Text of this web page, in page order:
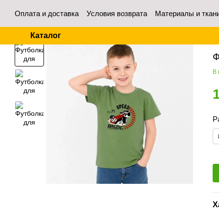
Оплата и доставка Условия возврата
Материалы и
Каталог
В